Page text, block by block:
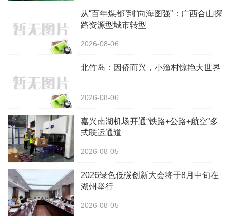
从“百年煤都”到“向海图强”：广西合山探
路资源型城市转型
2026-08-06
北竹岛：因侨而兴，小渔村惊艳大世界
2026-08-06
嘉兴南湖机场开通“铁路+公路+航空”多
式联运通道
2026-08-05
2026绿色低碳创新大会将于8月中旬在
湖州举行
2026-08-05